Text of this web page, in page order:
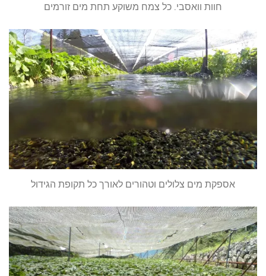
חוות וואסבי. כל צמח משוקע תחת מים זורמים
אספקת מים צלולים וטהורים לאורך כל תקופת הגידול